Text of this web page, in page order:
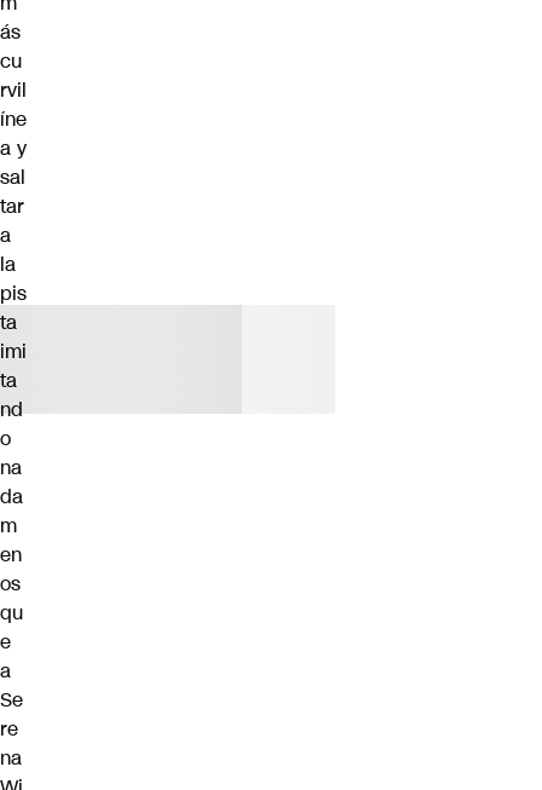
ás
cu
rvil
íne
a y
sal
tar
a
la
pis
ta
imi
ta
nd
o
na
da
m
en
os
qu
e
a
Se
re
na